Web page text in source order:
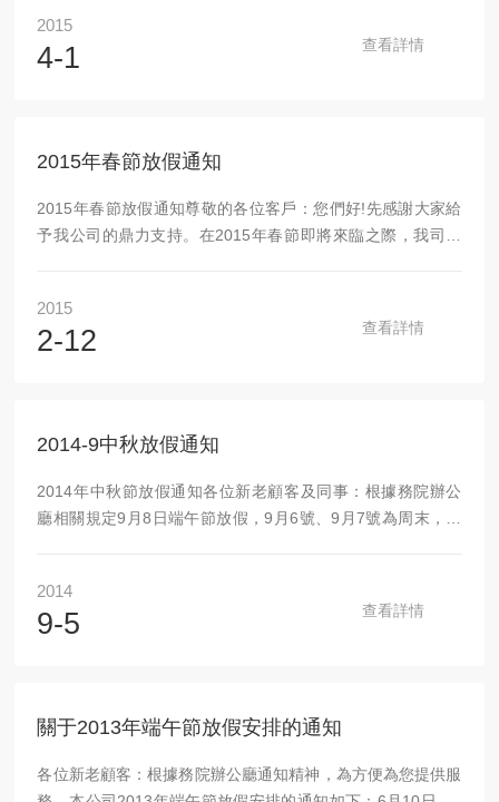
2015
4-1 查看詳情
2015年春節放假通知
2015年春節放假通知尊敬的各位客戶：您們好!先感謝大家給
予我公司的鼎力支持。在2015年春節即將來臨之際，我司全
我公司春節放假時間已定為2015年2月15日-2015年2月24
日，共放假10天。2月25日(星期三)恢復正常上班。因放假給
2015
2-12 查看詳情
2014-9中秋放假通知
2014年中秋節放假通知各位新老顧客及同事：根據務院辦公
廳相關規定9月8日端午節放假，9月6號、9月7號為周末，共
好公司的利益。成都華衡儀器有限公司
2014
9-5 查看詳情
關于2013年端午節放假安排的通知
各位新老顧客：根據務院辦公廳通知精神，為方便為您提供服